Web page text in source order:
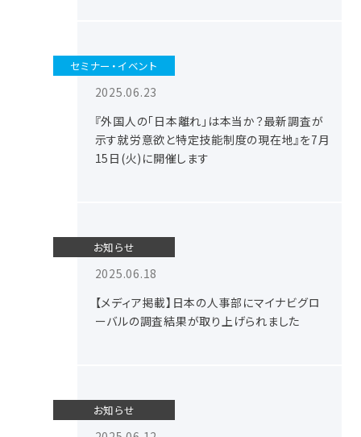
セミナー・イベント
2025.06.23
『外国人の「日本離れ」は本当か？最新調査が
示す就労意欲と特定技能制度の現在地』を7月
15日(火)に開催します
お知らせ
2025.06.18
【メディア掲載】日本の人事部にマイナビグロ
ーバルの調査結果が取り上げられました
お知らせ